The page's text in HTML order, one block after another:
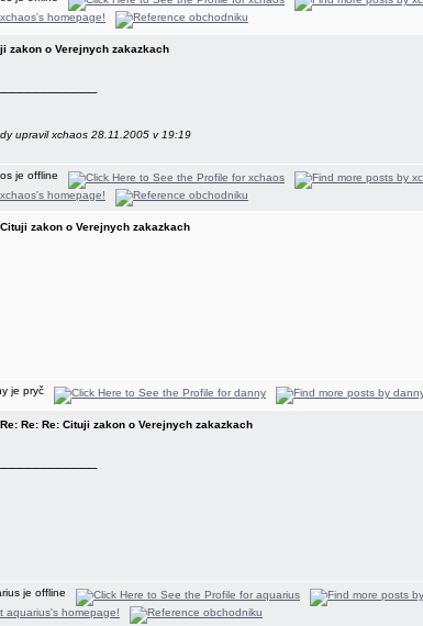
zakon o Verejnych zakazkach
upravil xchaos 28.11.2005 v 19:19
zakon o Verejnych zakazkach
Re: Re: Cituji zakon o Verejnych zakazkach